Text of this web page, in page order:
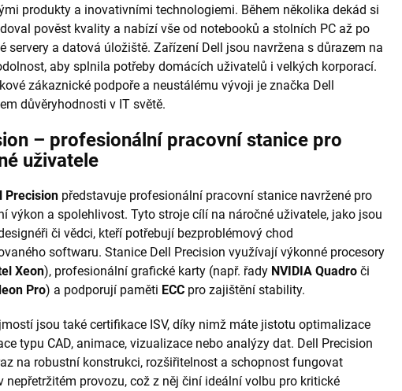
produkty a inovativními technologiemi. Během několika dekád si
pověst kvality a nabízí vše od notebooků a stolních PC až po
servery a datová úložiště. Zařízení Dell jsou navržena s důrazem na
aby splnila potřeby domácích uživatelů i velkých korporací.
zákaznické podpoře a neustálému vývoji je značka Dell
důvěryhodnosti v IT světě.
– profesionální pracovní stanice pro
uživatele
Precision představuje profesionální pracovní stanice navržené pro
výkon a spolehlivost. Tyto stroje cílí na náročné uživatele, jako jsou
či vědci, kteří potřebují bezproblémový chod
softwaru. Stanice Dell Precision využívají výkonné procesory
Xeon), profesionální grafické karty (např. řady NVIDIA Quadro či
Pro) a podporují paměti ECC pro zajištění stability.
jsou také certifikace ISV, díky nimž máte jistotu optimalizace
typu CAD, animace, vizualizace nebo analýzy dat. Dell Precision
na robustní konstrukci, rozšiřitelnost a schopnost fungovat
nepřetržitém provozu, což z něj činí ideální volbu pro kritické